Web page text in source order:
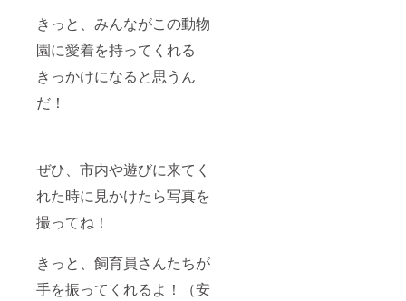
きっと、みんながこの動物
園に愛着を持ってくれる
きっかけになると思うん
だ！
ぜひ、市内や遊びに来てく
れた時に見かけたら写真を
撮ってね！
きっと、飼育員さんたちが
手を振ってくれるよ！（安